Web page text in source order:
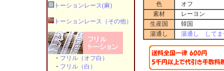
トーションレース(麻)
トーションレース（その他）
・ フリル（オフ白）
・ フリル（白）
色
オフ
素材
レーヨン
生産国
韓国
湯通し
湯通し してま